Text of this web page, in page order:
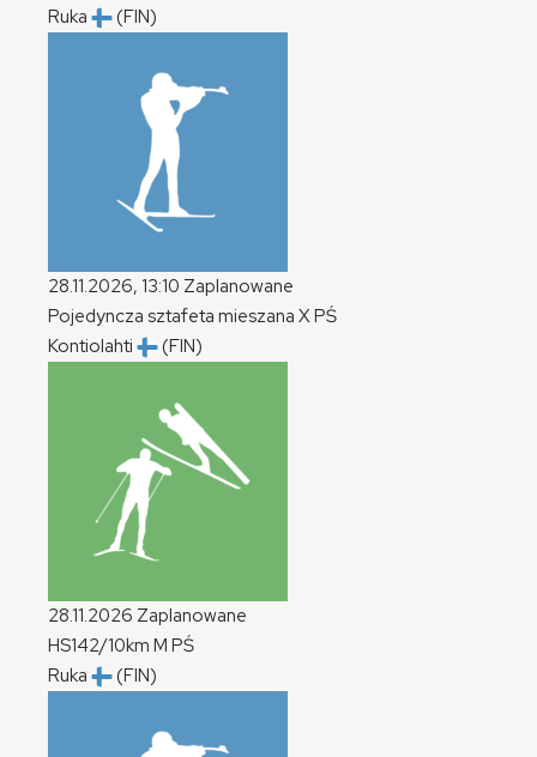
Ruka
(FIN)
28.11.2026, 13:10 Zaplanowane
Pojedyncza sztafeta mieszana XPŚ
Kontiolahti
(FIN)
28.11.2026 Zaplanowane
HS142/10km M PŚ
Ruka
(FIN)